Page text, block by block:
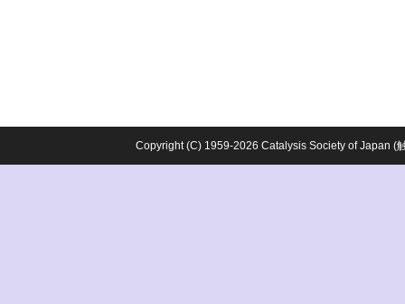
Copyright (C) 1959-2026 Catalysis Society of Japan (